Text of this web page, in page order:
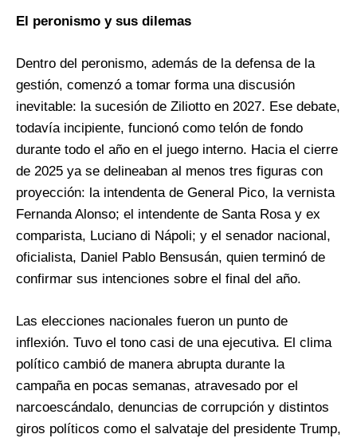
El peronismo y sus dilemas
Dentro del peronismo, además de la defensa de la
gestión, comenzó a tomar forma una discusión
inevitable: la sucesión de Ziliotto en 2027. Ese debate,
todavía incipiente, funcionó como telón de fondo
durante todo el año en el juego interno. Hacia el cierre
de 2025 ya se delineaban al menos tres figuras con
proyección: la intendenta de General Pico, la vernista
Fernanda Alonso; el intendente de Santa Rosa y ex
comparista, Luciano di Nápoli; y el senador nacional,
oficialista, Daniel Pablo Bensusán, quien terminó de
confirmar sus intenciones sobre el final del año.
Las elecciones nacionales fueron un punto de
inflexión. Tuvo el tono casi de una ejecutiva. El clima
político cambió de manera abrupta durante la
campaña en pocas semanas, atravesado por el
narcoescándalo, denuncias de corrupción y distintos
giros políticos como el salvataje del presidente Trump,